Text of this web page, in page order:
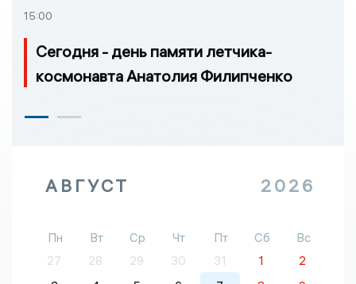
15:00
Сегодня - день памяти летчика-
космонавта Анатолия Филипченко
АВГУСТ 2026
Пн Вт Ср Чт Пт Сб
Вс
27
28 29 30 31 1
2